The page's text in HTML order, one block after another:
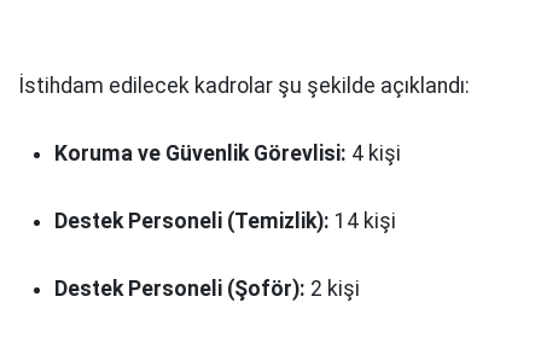
İstihdam edilecek kadrolar şu şekilde açıklandı:
Koruma ve Güvenlik Görevlisi: 4 kişi
Destek Personeli (Temizlik): 14 kişi
Destek Personeli (Şoför): 2 kişi